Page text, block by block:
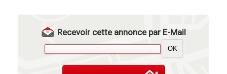
Recevoir cette annonce par E-Mail